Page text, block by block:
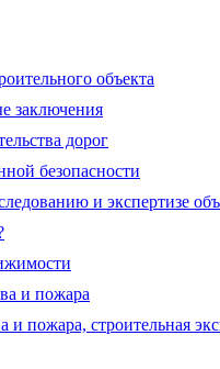
объекта
заключения
дорог
безопасности
и экспертизе
и пожара
и пожара, строительная